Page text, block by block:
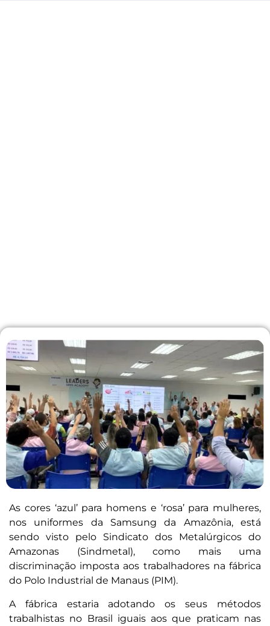
As cores ‘azul’ para homens e ‘rosa’ para mulheres,
nos uniformes da Samsung da Amazônia, está
sendo visto pelo Sindicato dos Metalúrgicos do
Amazonas (Sindmetal), como mais uma
discriminação imposta aos trabalhadores na fábrica
do Polo Industrial de Manaus (PIM).
A fábrica estaria adotando os seus métodos
trabalhistas no Brasil iguais aos que praticam nas